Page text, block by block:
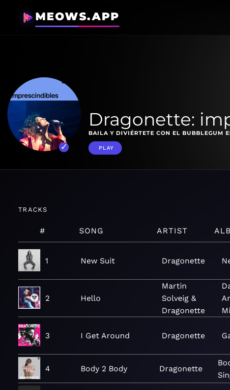
MEOWS.APP
Dragonette:
BAILA Y DIVIÉRTETE CON EL BUBBLEGUM
PLAY
TRACKS
# SONG ARTIST
1 New Suit Dragonette
2 Hello
Martin
Solveig &
Dragonette
3 I Get Around Dragonette
4 Body 2 Body Dragonette